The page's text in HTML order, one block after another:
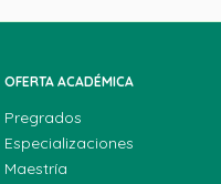
OFERTA ACADÉMICA
Pregrados
Especializaciones
Maestría